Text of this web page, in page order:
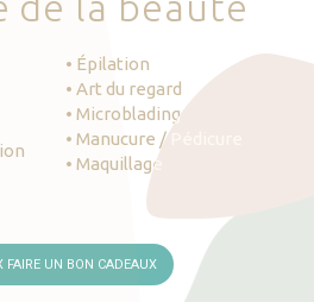
• Épilation
• Art du regard
• Microblading
• Manucure / Pédicure
• Maquillage
FAIRE UN BON CADEAUX